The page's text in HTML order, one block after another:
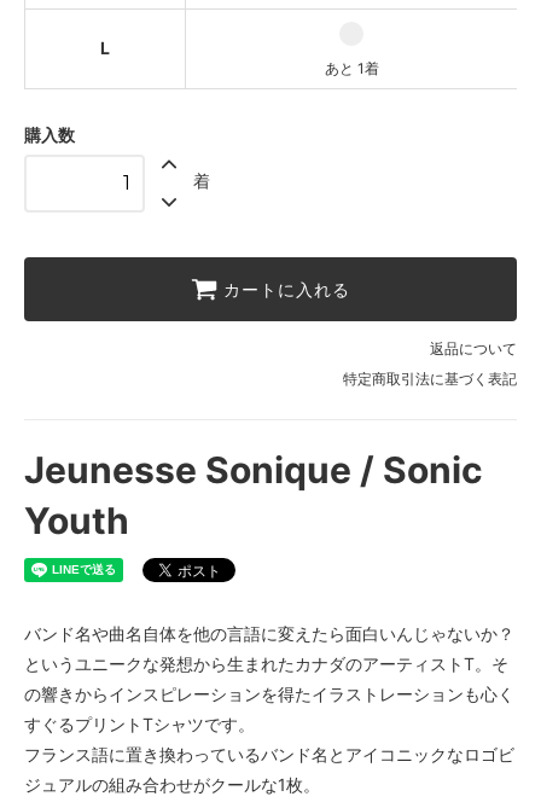
L
あと 1着
購入数
着
カートに入れる
返品について
特定商取引法に基づく表記
Jeunesse Sonique / Sonic
Youth
バンド名や曲名自体を他の言語に変えたら面白いんじゃないか？
というユニークな発想から生まれたカナダのアーティストT。そ
の響きからインスピレーションを得たイラストレーションも心く
すぐるプリントTシャツです。
フランス語に置き換わっているバンド名とアイコニックなロゴビ
ジュアルの組み合わせがクールな1枚。